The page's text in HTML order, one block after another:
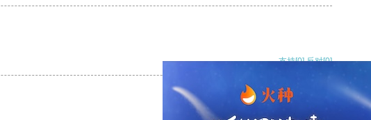
支持[0] 反对[0]